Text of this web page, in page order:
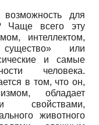
для
Чаще всего эту
интеллектом,
существо» или
и самые
человека.
в том, что он,
обладает
свойствами,
животного